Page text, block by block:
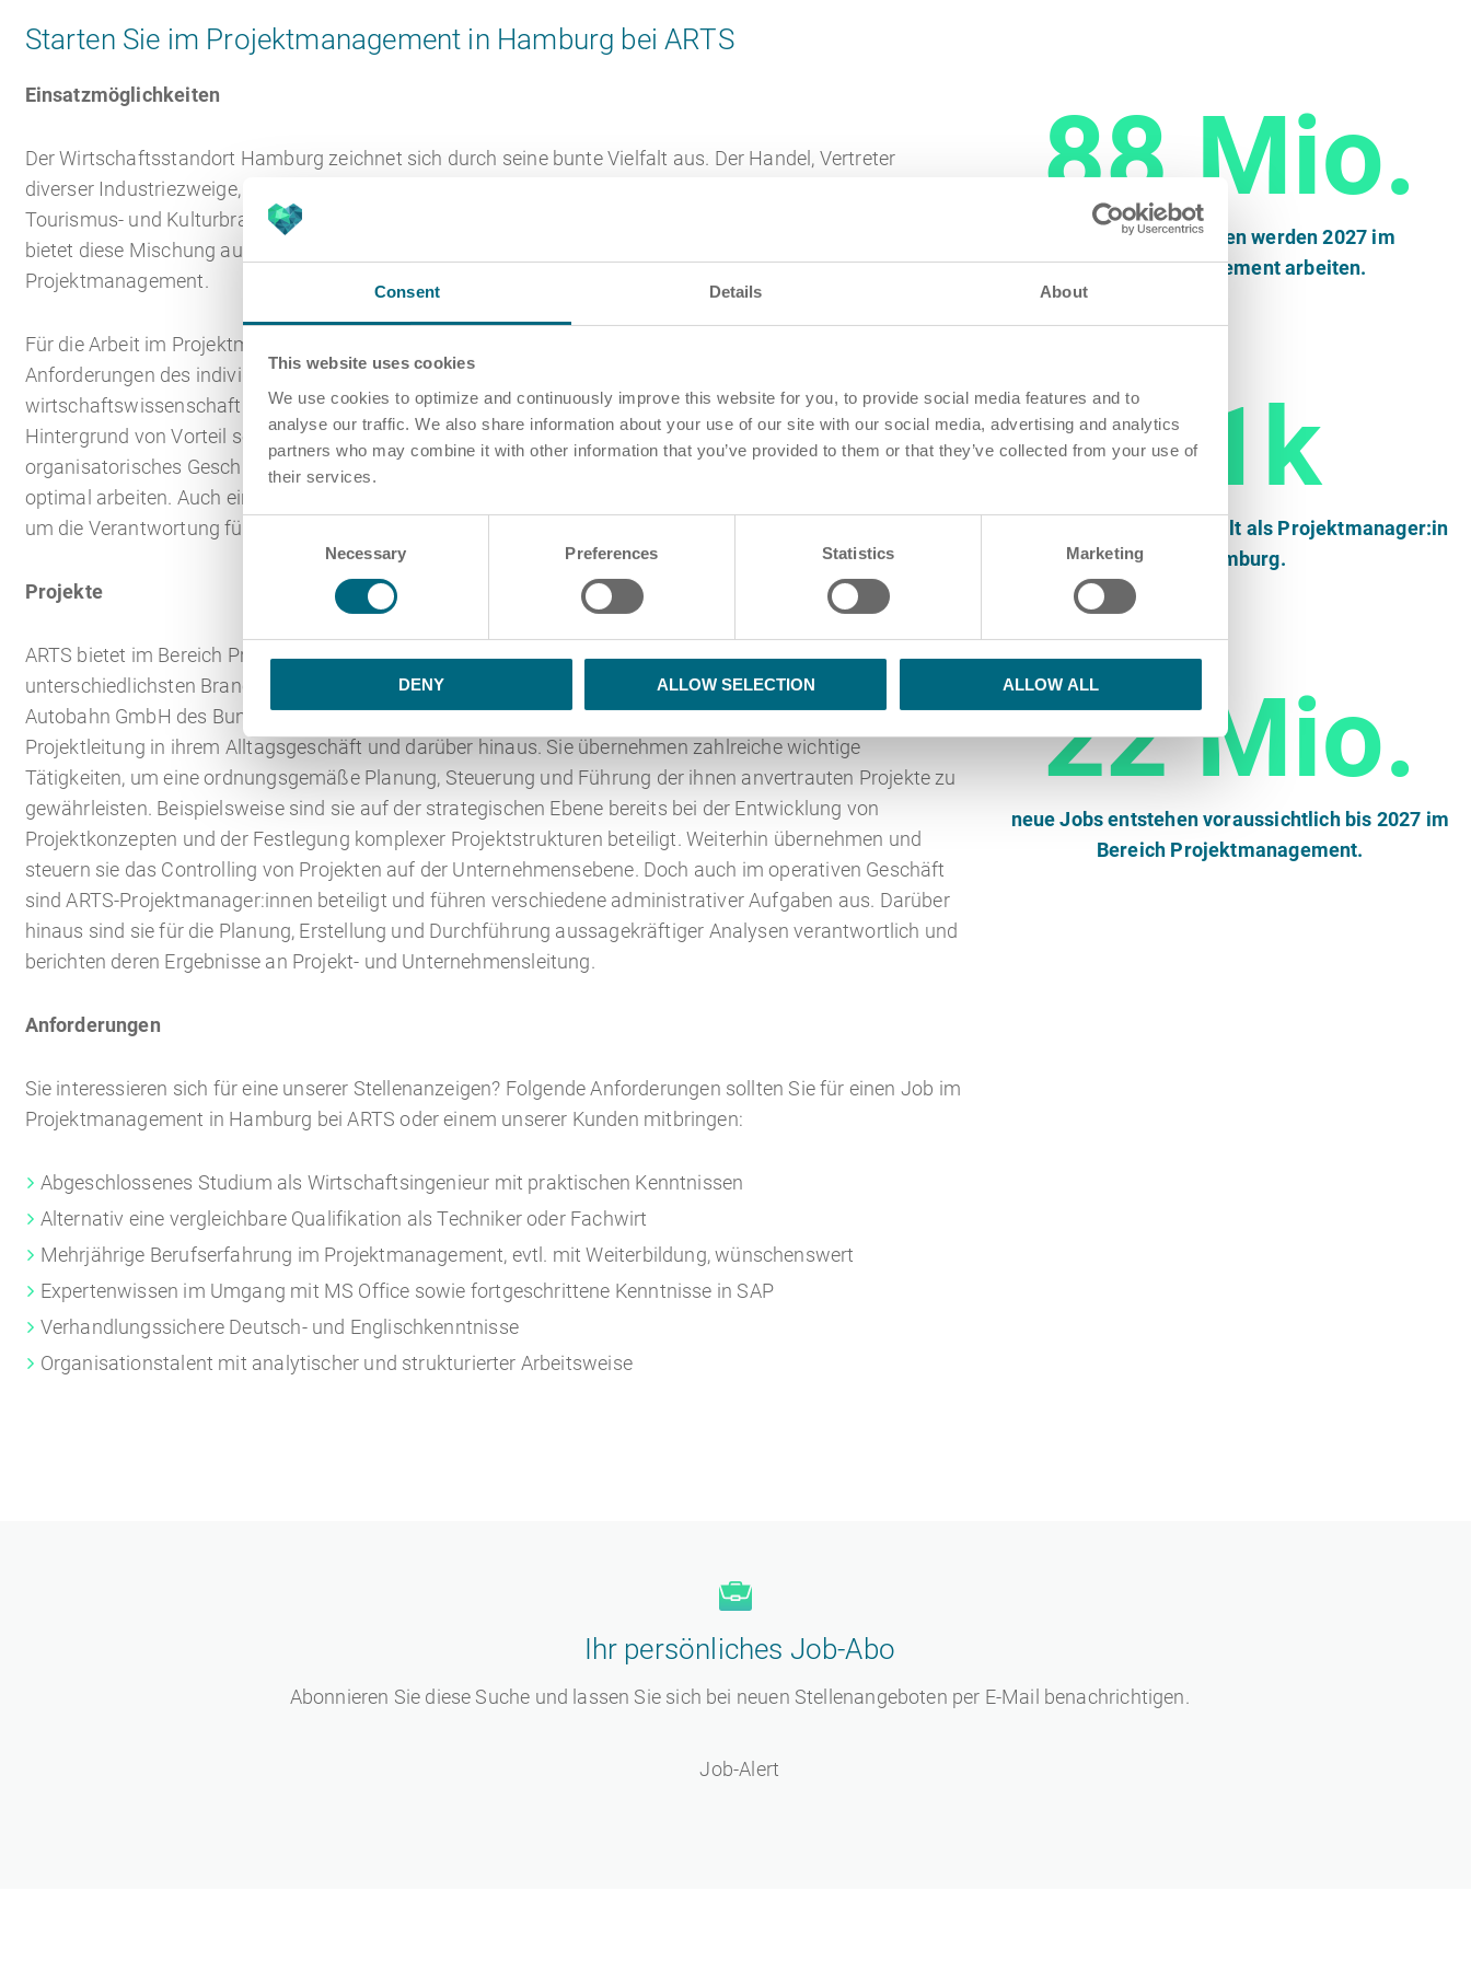
Consent Details About
This website uses cookies
We use cookies to optimize and continuously improve this website for you, to provide social media features and to
analyse our traffic. We also share information about your use of our site with our social media, advertising and analytics
partners who may combine it with other information that you’ve provided to them or that they’ve collected from your use of
their services.
Necessary Preferences Statistics Marketing
DENY ALLOW SELECTION ALLOW ALL
Starten Sie im Projektmanagement in Hamburg bei ARTS
Einsatzmöglichkeiten
Der Wirtschaftsstandort Hamburg zeichnet sich durch seine bunte Vielfalt aus. Der Handel, Vertreter
diverser Industriezweige, Verkehrsbetriebe, Medienkonzerne, Banken und Versicherungen sowie die
Tourismus- und Kulturbranche existieren dicht beieinander. Neben exzellenten Prognosen für die Zukunft
bietet diese Mischung auch die Chance auf abwechslungsreiche Jobs – insbesondere im
Projektmanagement.
Für die Arbeit im Projektmanagement ist zunächst keine spezielle Ausbildung nötig. Je nach Aufgaben und
Anforderungen des individuellen Projekts können beispielsweise ein kaufmännischer, ein
wirtschaftswissenschaftlicher, ein naturwissenschaftlicher oder ein ingenieurswissenschaftlicher
Hintergrund von Vorteil sein. Darüber hinaus sollten Projektmanager:innen über kommunikatives und
organisatorisches Geschick verfügen und durchsetzungsfähig sein, um zu garantieren, dass alle Beteiligten
optimal arbeiten. Auch ein Mindestmaß an Berufserfahrung oder Branchenkenntnissen sind unerlässlich,
um die Verantwortung für ein Projekt tragen und fundierte Entscheidungen treffen zu können.
Projekte
ARTS bietet im Bereich Projektmanagement zahlreiche Jobs bei uns und unseren Partnern in den
unterschiedlichsten Branchen, wie etwa der Luft- und Raumfahrt, dem Rechtswesen oder auch bei der
Autobahn GmbH des Bundes. ARTS-Projektmanager:innen unterstützen dabei als rechte Hand die jeweilige
Projektleitung in ihrem Alltagsgeschäft und darüber hinaus. Sie übernehmen zahlreiche wichtige
Tätigkeiten, um eine ordnungsgemäße Planung, Steuerung und Führung der ihnen anvertrauten Projekte zu
gewährleisten. Beispielsweise sind sie auf der strategischen Ebene bereits bei der Entwicklung von
Projektkonzepten und der Festlegung komplexer Projektstrukturen beteiligt. Weiterhin übernehmen und
steuern sie das Controlling von Projekten auf der Unternehmensebene. Doch auch im operativen Geschäft
sind ARTS-Projektmanager:innen beteiligt und führen verschiedene administrativer Aufgaben aus. Darüber
hinaus sind sie für die Planung, Erstellung und Durchführung aussagekräftiger Analysen verantwortlich und
berichten deren Ergebnisse an Projekt- und Unternehmensleitung.
Anforderungen
Sie interessieren sich für eine unserer Stellenanzeigen? Folgende Anforderungen sollten Sie für einen Job im
Projektmanagement in Hamburg bei ARTS oder einem unserer Kunden mitbringen:
Abgeschlossenes Studium als Wirtschaftsingenieur mit praktischen Kenntnissen
Alternativ eine vergleichbare Qualifikation als Techniker oder Fachwirt
Mehrjährige Berufserfahrung im Projektmanagement, evtl. mit Weiterbildung, wünschenswert
Expertenwissen im Umgang mit MS Office sowie fortgeschrittene Kenntnisse in SAP
Verhandlungssichere Deutsch- und Englischkenntnisse
Organisationstalent mit analytischer und strukturierter Arbeitsweise
88 Mio.
Arbeitnehmer:innen werden 2027 im
Projektmanagement arbeiten.
61k
durchschnittliches Gehalt als Projektmanager:in
in Hamburg.
22 Mio.
neue Jobs entstehen voraussichtlich bis 2027 im
Bereich Projektmanagement.
Ihr persönliches Job-Abo
Abonnieren Sie diese Suche und lassen Sie sich bei neuen Stellenangeboten per E-Mail benachrichtigen.
Job-Alert